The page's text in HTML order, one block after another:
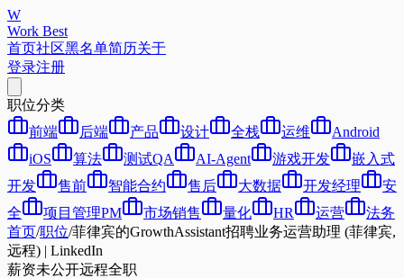
W
Work Best
首页社区黑名单简历关于
登录注册
职位分类
前端
后端 产品 设计 全栈 运维
Android
iOS
算法 测试QA AI-Agent 游戏开发
嵌入式
开发
售前 智能合约 售后 大数据 开发经理
安
全
项目管理PM 市场销售 量化 HR 运营
法务
首页/职位/菲律宾的GrowthAssistant招聘业务运营助理 (菲律宾,
远程) | LinkedIn
薪资未公开远程全职